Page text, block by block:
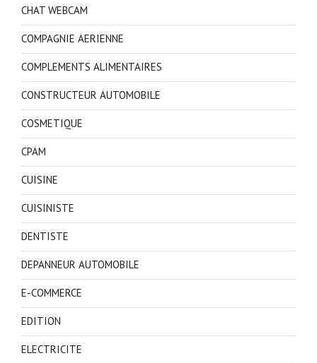
CHAT WEBCAM
COMPAGNIE AERIENNE
COMPLEMENTS ALIMENTAIRES
CONSTRUCTEUR AUTOMOBILE
COSMETIQUE
CPAM
CUISINE
CUISINISTE
DENTISTE
DEPANNEUR AUTOMOBILE
E-COMMERCE
EDITION
ELECTRICITE